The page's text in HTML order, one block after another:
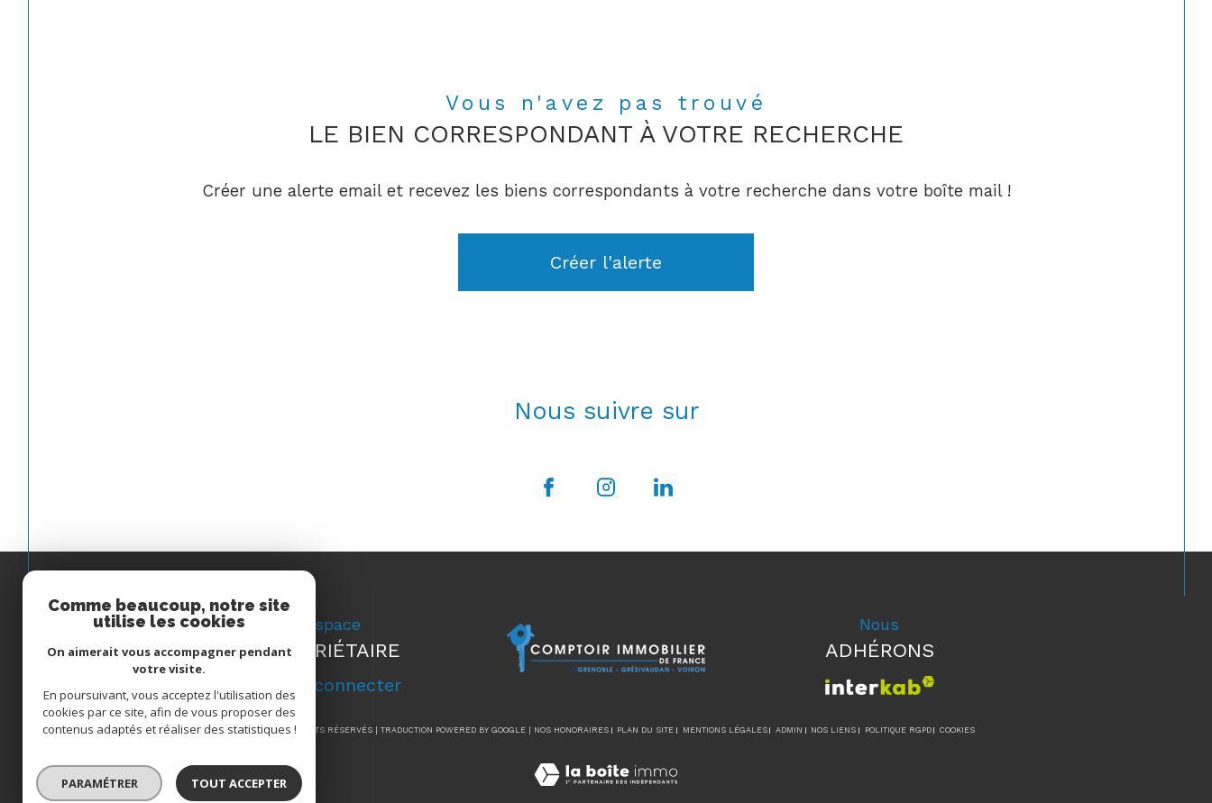
Vous n'avez pas trouvé
LE BIEN CORRESPONDANT À VOTRE RECHERCHE
Créer une alerte email et recevez les biens correspondants à votre recherche dans votre boîte mail !
Créer l'alerte
Nous suivre sur
Espace
PROPRIÉTAIRE
Se connecter
Nous
ADHÉRONS
© 2026 | TOUS DROITS RÉSERVÉS | TRADUCTION POWERED BY GOOGLE | NOS HONORAIRES PLAN DU SITE MENTIONS LÉGALES ADMIN NOS LIENS POLITIQUE RGPD COOKIES
Comme beaucoup, notre site
utilise les cookies
On aimerait vous accompagner pendant
votre visite.
En poursuivant, vous acceptez l'utilisation des
cookies par ce site, afin de vous proposer des
contenus adaptés et réaliser des statistiques !
PARAMÉTRER TOUT ACCEPTER